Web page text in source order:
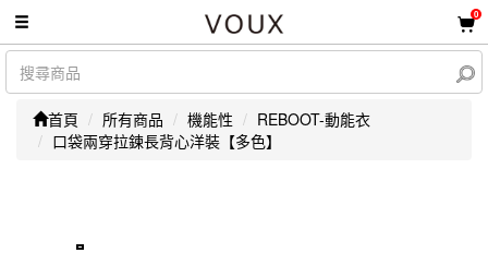
0
首頁 所有商品 機能性
REBOOT-動能衣
口袋兩穿拉鍊長背心洋裝【多色】